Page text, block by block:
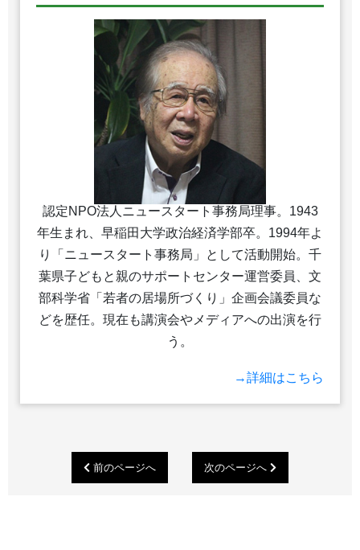
認定NPO法人ニュースタート事務局理事。1943
年生まれ、早稲田大学政治経済学部卒。1994年よ
り「ニュースタート事務局」として活動開始。千
葉県子どもと親のサポートセンター運営委員、文
部科学省「若者の居場所づくり」企画会議委員な
どを歴任。現在も講演会やメディアへの出演を行
う。
→詳細はこちら
前のページへ 次のページへ